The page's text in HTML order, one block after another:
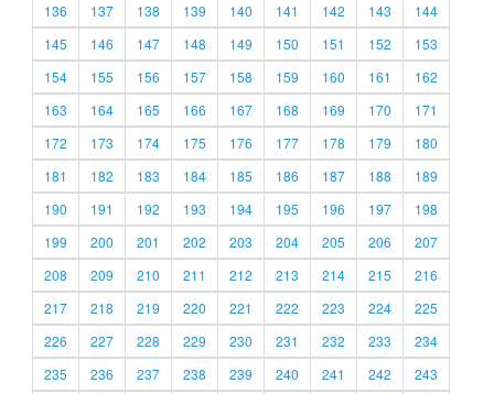
136
137 138 139 140 141 142 143
144
145
146 147 148 149 150 151 152
153
154
155 156 157 158 159 160 161
162
163
164 165 166 167 168 169 170
171
172
173 174 175 176 177 178 179
180
181
182 183 184 185 186 187 188
189
190
191 192 193 194 195 196 197
198
199
200 201 202 203 204 205 206
207
208
209 210 211 212 213 214 215
216
217
218 219 220 221 222 223 224
225
226
227 228 229 230 231 232 233
234
235
236 237 238 239 240 241 242 243